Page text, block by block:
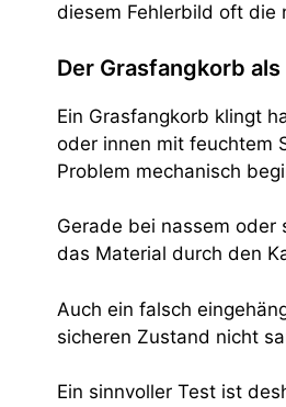
diesem Fehlerbild oft die
Der Grasfangkorb
Ein Grasfangkorb klingt
oder innen mit feuchtem
Problem mechanisch
Gerade bei nassem
das Material durch den
Auch ein falsch
sicheren Zustand nicht
Ein sinnvoller Test ist